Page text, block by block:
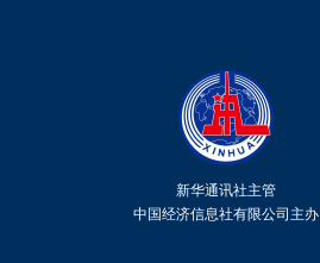
新华通讯社主管
中国经济信息社有限公司主办